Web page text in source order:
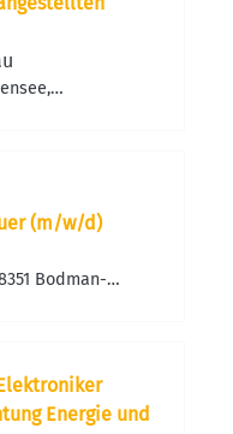
(m/w/d)
Bodman-